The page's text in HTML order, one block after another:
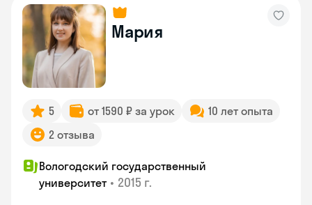
Мария
5 от 1590 ₽ за урок
10 лет опыта
2 отзыва
Вологодский государственный
университет • 2015 г.